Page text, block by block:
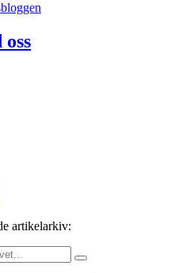
artikelarkiv: